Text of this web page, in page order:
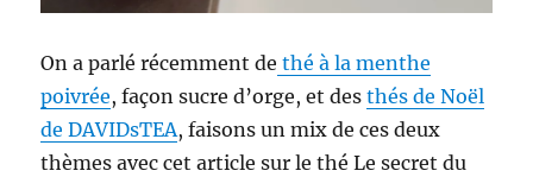
On a parlé récemment de thé à la menthe
poivrée, façon sucre d’orge, et desthés de Noël
de DAVIDsTEA, faisons un mix de ces deux
thèmes avec cet article sur le thé Le secret du